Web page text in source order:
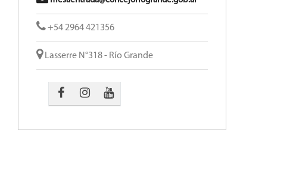
+54 2964 421356
Lasserre N°318 - Río Grande